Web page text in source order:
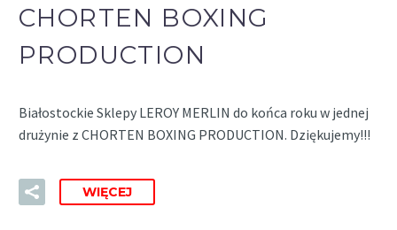
CHORTEN BOXING
PRODUCTION
Białostockie Sklepy LEROY MERLIN do końca roku w jednej
drużynie z CHORTEN BOXING PRODUCTION. Dziękujemy!!!
WIĘCEJ